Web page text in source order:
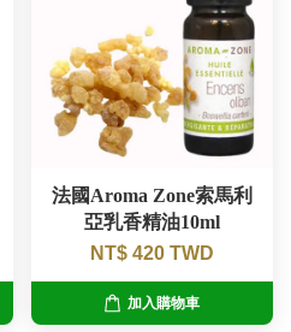
法國Aroma Zone索馬利
亞乳香精油10ml
NT$ 420 TWD
加入購物車